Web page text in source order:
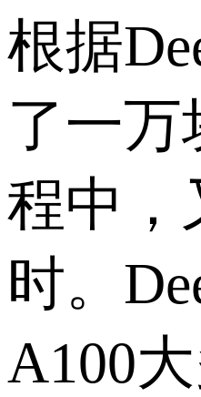
根据
了一万
程中，
时。
A100